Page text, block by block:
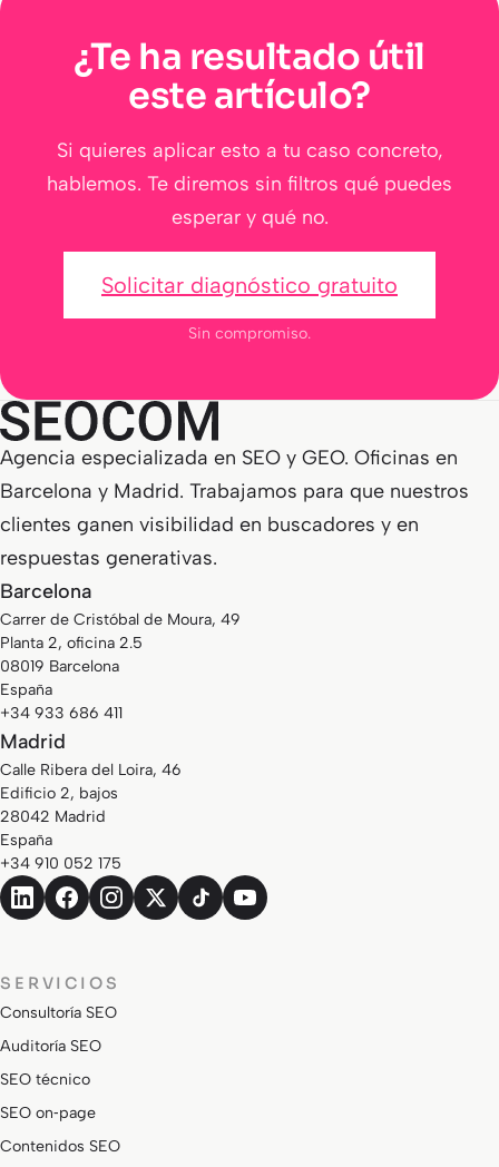
¿Te ha resultado útil
este artículo?
Si quieres aplicar esto a tu caso concreto,
hablemos. Te diremos sin filtros qué puedes
esperar y qué no.
Solicitar diagnóstico gratuito
Sin compromiso.
Agencia especializada en SEO y GEO. Oficinas en
Barcelona y Madrid. Trabajamos para que nuestros
clientes ganen visibilidad en buscadores y en
respuestas generativas.
Barcelona
Carrer de Cristóbal de Moura, 49
Planta 2, oficina 2.5
08019 Barcelona
España
+34 933 686 411
Madrid
Calle Ribera del Loira, 46
Edificio 2, bajos
28042 Madrid
España
+34 910 052 175
SERVICIOS
Consultoría SEO
Auditoría SEO
SEO técnico
SEO on‑page
Contenidos SEO